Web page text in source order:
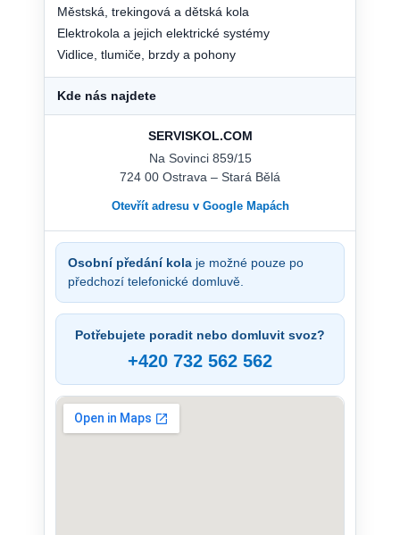
Městská, trekingová a dětská kola
Elektrokola a jejich elektrické systémy
Vidlice, tlumiče, brzdy a pohony
Kde nás najdete
SERVISKOL.COM
Na Sovinci 859/15
724 00 Ostrava – Stará Bělá
Otevřít adresu v Google Mapách
Osobní předání kola je možné pouze po
předchozí telefonické domluvě.
Potřebujete poradit nebo domluvit svoz?
+420 732 562 562